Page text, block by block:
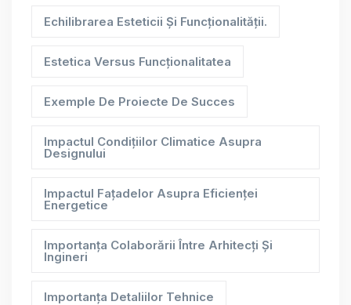
Echilibrarea Esteticii Și Funcționalității.
Estetica Versus Funcționalitatea
Exemple De Proiecte De Succes
Impactul Condițiilor Climatice Asupra
Designului
Impactul Fațadelor Asupra Eficienței
Energetice
Importanța Colaborării Între Arhitecți Și
Ingineri
Importanța Detaliilor Tehnice